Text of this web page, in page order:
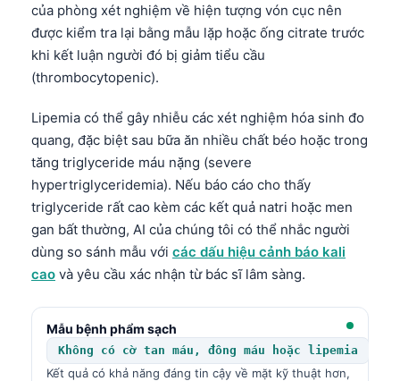
của phòng xét nghiệm về hiện tượng vón cục nên
được kiểm tra lại bằng mẫu lặp hoặc ống citrate trước
khi kết luận người đó bị giảm tiểu cầu
(thrombocytopenic).
Lipemia có thể gây nhiễu các xét nghiệm hóa sinh đo
quang, đặc biệt sau bữa ăn nhiều chất béo hoặc trong
tăng triglyceride máu nặng (severe
hypertriglyceridemia). Nếu báo cáo cho thấy
triglyceride rất cao kèm các kết quả natri hoặc men
gan bất thường, AI của chúng tôi có thể nhắc người
dùng so sánh mẫu với các dấu hiệu cảnh báo kali
cao và yêu cầu xác nhận từ bác sĩ lâm sàng.
Mẫu bệnh phẩm sạch
Không có cờ tan máu, đông máu hoặc lipemia
Kết quả có khả năng đáng tin cậy về mặt kỹ thuật hơn,